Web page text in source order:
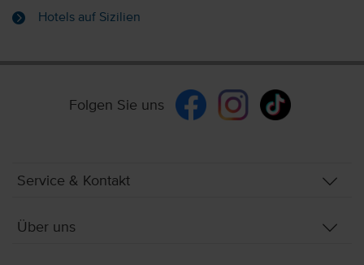
Hotels auf Sizilien
Folgen Sie uns
Service & Kontakt
Über uns